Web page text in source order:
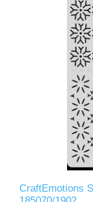
CraftEmotions